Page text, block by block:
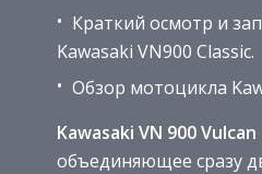
Краткий осмотр и
Kawasaki VN900 Classic.
Обзор мотоцикла
Kawasaki VN 900 Vulcan
объединяющее сразу